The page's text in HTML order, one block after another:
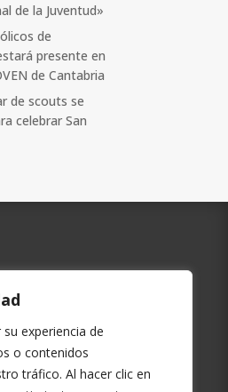
experiencia de
o contenidos
tráfico. Al hacer clic en
de la Juventud»
de
presente en
de Cantabria
de scouts se
celebrar San